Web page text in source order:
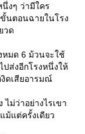
งๆ ว่ามีใคร
นตอนฉายในโรง
วด
หมด 6 ม้วนจะใช้
ส่งอีกโรงหนึ่งให้
ดเสียอารมณ์
ม่ว่าอย่างไรเขา
ม้แต่ครั้งเดียว